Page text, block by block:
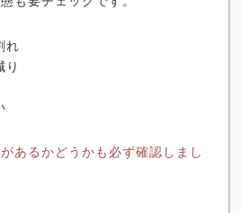
れ
り
あるかどうかも必ず確認しまし